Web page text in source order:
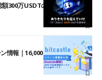
300万USDTのレースとして復
情報｜16,000円口座開設ボーナ